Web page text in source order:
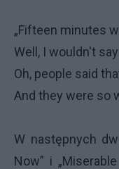
„Fifteen minutes
Well, I wouldn't
Oh, people said
And they were so
W następnych
Now” i